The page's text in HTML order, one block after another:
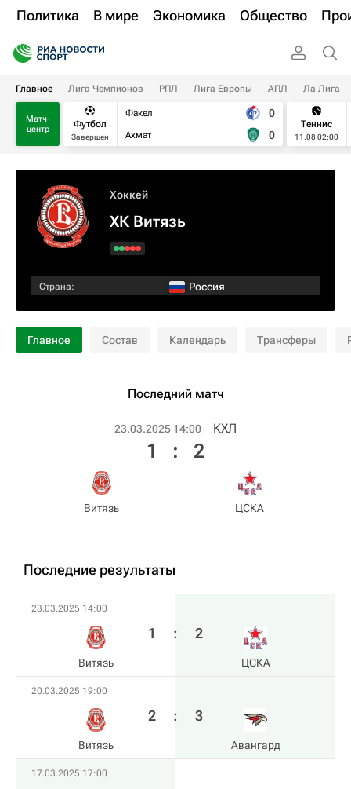
Политика В мире Экономика Общество
Главное Лига Чемпионов РПЛ Лига Европы АПЛ Ла Лига
Матч-
центр
Футбол
Завершен
Факел
Ахмат
0
0
Теннис
11.08 02:00
Хоккей
ХК Витязь
Страна: Россия
Главное Состав Календарь Трансферы
Последний матч
23.03.2025 14:00 КХЛ
Витязь
1 : 2
ЦСКА
Последние результаты
23.03.2025 14:00
Витязь
1 : 2
ЦСКА
20.03.2025 19:00
Витязь
2 : 3
Авангард
17.03.2025 17:00